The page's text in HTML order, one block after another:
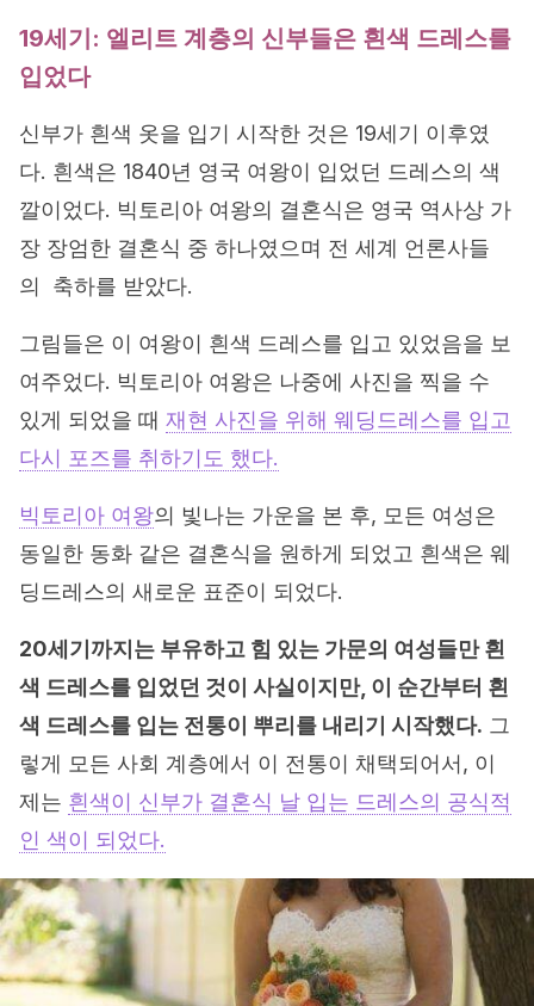
19세기: 엘리트 계층의 신부들은 흰색 드레스를
입었다
신부가 흰색 옷을 입기 시작한 것은 19세기 이후였
다. 흰색은 1840년 영국 여왕이 입었던 드레스의 색
깔이었다. 빅토리아 여왕의 결혼식은 영국 역사상 가
장 장엄한 결혼식 중 하나였으며 전 세계 언론사들
의 축하를 받았다.
그림들은 이 여왕이 흰색 드레스를 입고 있었음을 보
여주었다. 빅토리아 여왕은 나중에 사진을 찍을 수
있게 되었을 때 재현 사진을 위해 웨딩드레스를 입고
다시 포즈를 취하기도 했다.
빅토리아 여왕의 빛나는 가운을 본 후, 모든 여성은
동일한 동화 같은 결혼식을 원하게 되었고 흰색은 웨
딩드레스의 새로운 표준이 되었다.
20세기까지는 부유하고 힘 있는 가문의 여성들만 흰
색 드레스를 입었던 것이 사실이지만, 이 순간부터 흰
색 드레스를 입는 전통이 뿌리를 내리기 시작했다. 그
렇게 모든 사회 계층에서 이 전통이 채택되어서, 이
제는 흰색이 신부가 결혼식 날 입는 드레스의 공식적
인 색이 되었다.